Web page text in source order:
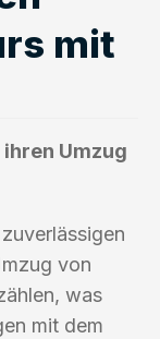
mit
Umzug
von
was
mit dem